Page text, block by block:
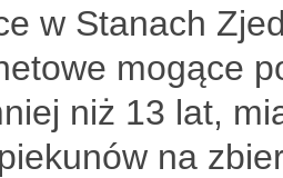
w Stanach
mogące
niż 13 lat,
na